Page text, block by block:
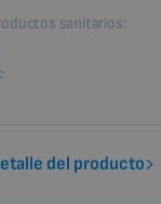
sanitarios:
del producto